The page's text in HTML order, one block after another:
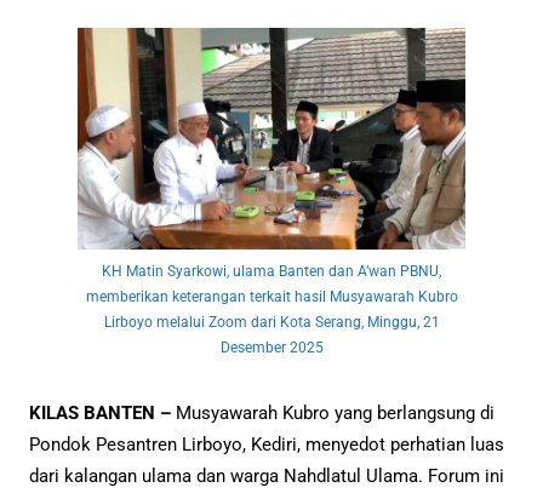
KH Matin Syarkowi, ulama Banten dan A’wan PBNU,
memberikan keterangan terkait hasil Musyawarah Kubro
Lirboyo melalui Zoom dari Kota Serang, Minggu, 21
Desember 2025
KILAS BANTEN – Musyawarah Kubro yang berlangsung di
Pondok Pesantren Lirboyo, Kediri, menyedot perhatian luas
dari kalangan ulama dan warga Nahdlatul Ulama. Forum ini